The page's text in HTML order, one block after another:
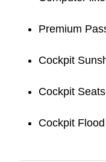
Premium
Cockpit
Cockpit
Cockpit